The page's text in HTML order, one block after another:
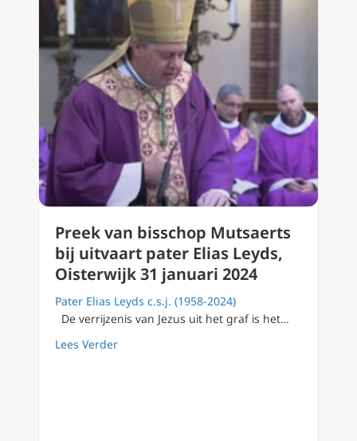
Preek van bisschop Mutsaerts
bij uitvaart pater Elias Leyds,
Oisterwijk 31 januari 2024
Pater Elias Leyds c.s.j. (1958-2024)
De verrijzenis van Jezus uit het graf is het…
Lees Verderabout Preek van bisschop Mutsaerts bij